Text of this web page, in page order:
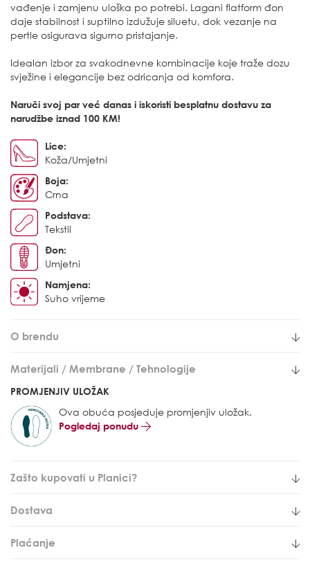
vađenje i zamjenu uloška po potrebi. Lagani flatform đon
daje stabilnost i suptilno izdužuje siluetu, dok vezanje na
pertle osigurava sigurno pristajanje.
Idealan izbor za svakodnevne kombinacije koje traže dozu
svježine i elegancije bez odricanja od komfora.
Naruči svoj par već danas i iskoristi besplatnu dostavu za
narudžbe iznad 100 KM!
Lice:
Koža/Umjetni
Boja:
Crna
Podstava:
Tekstil
Đon:
Umjetni
Namjena:
Suho vrijeme
O brendu
Materijali / Membrane / Tehnologije
PROMJENJIV ULOŽAK
Ova obuća posjeduje promjenjiv uložak.
Pogledaj ponudu
Zašto kupovati u Planici?
Dostava
Plaćanje